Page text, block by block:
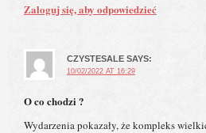
Zaloguj się, aby odpowiedzieć
CZYSTESALE SAYS:
10/02/2022 AT 16:29
O co chodzi ?
Wydarzenia pokazały, że kompleks